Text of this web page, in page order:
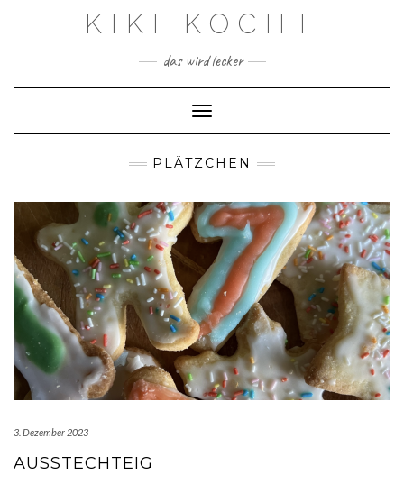
KIKI KOCHT
das wird lecker
Toggle Navigation
PLÄTZCHEN
3. Dezember 2023
AUSSTECHTEIG